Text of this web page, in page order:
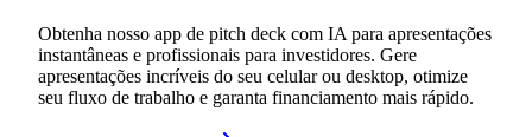
Obtenha nosso app de pitch deck com IA para apresentações
instantâneas e profissionais para investidores. Gere
apresentações incríveis do seu celular ou desktop, otimize
seu fluxo de trabalho e garanta financiamento mais rápido.